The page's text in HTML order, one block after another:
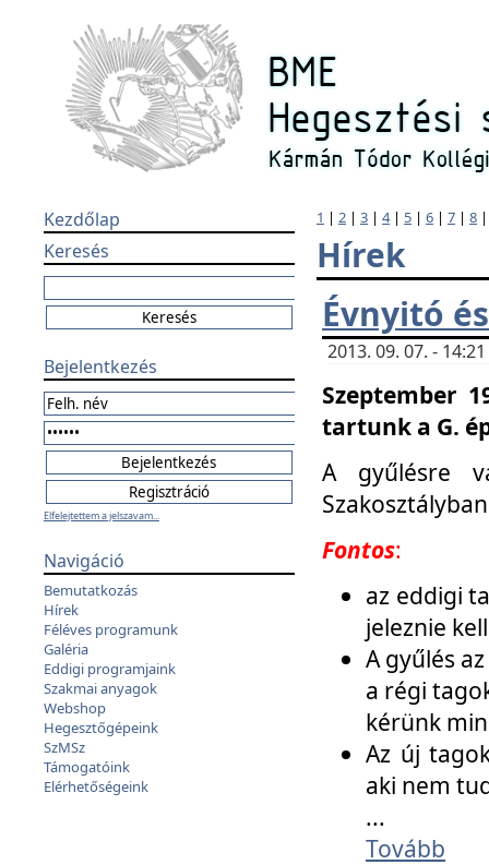
Kezdőlap
Keresés
Bejelentkezés
Elfelejtettem a jelszavam...
Navigáció
Bemutatkozás
Hírek
Féléves programunk
Galéria
Eddigi programjaink
Szakmai anyagok
Webshop
Hegesztőgépeink
SzMSz
Támogatóink
Elérhetőségeink
1 | 2 | 3 | 4| 5 | 6 | 7 | 8
Hírek
Évnyitó
2013. 09. 07. -
Szeptember
tartunk a G.
A gyűlésre
Fontos:
az eddigi
jeleznie
A gyűlés
a régi
kérünk
Az új
aki nem
...
Tovább